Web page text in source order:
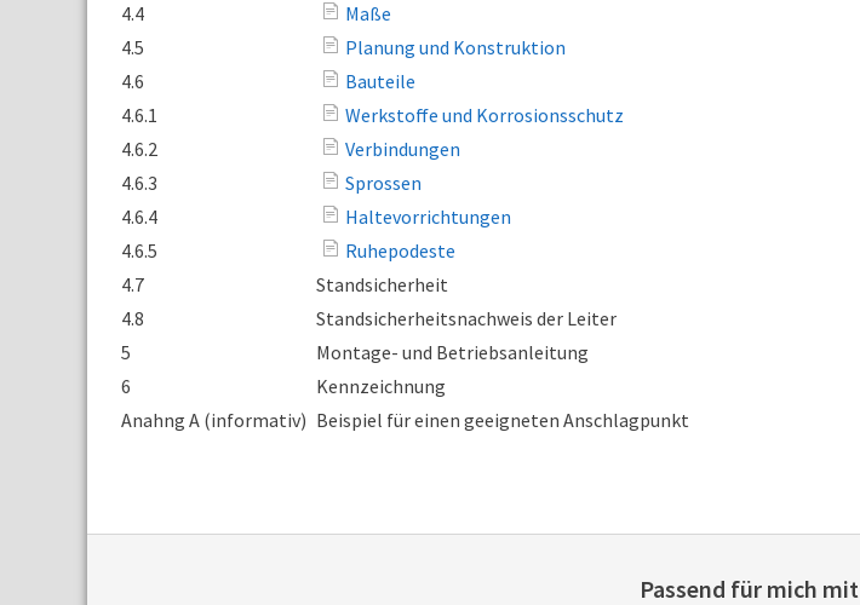
4.4
Maße
4.5
Planung und Konstruktion
4.6
Bauteile
4.6.1
Werkstoffe und Korrosionsschutz
4.6.2
Verbindungen
4.6.3
Sprossen
4.6.4
Haltevorrichtungen
4.6.5
Ruhepodeste
4.7
Standsicherheit
4.8
Standsicherheitsnachweis der Leiter
5
Montage- und Betriebsanleitung
6
Kennzeichnung
Anahng A (informativ) Beispiel für einen geeigneten Anschlagpunkt
Passend für mich mit